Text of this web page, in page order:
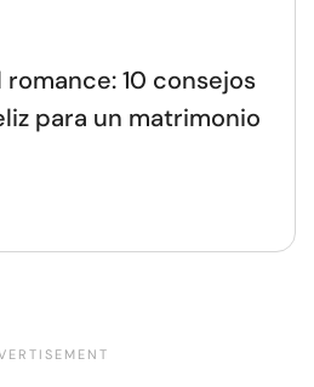
10 consejos
para un matrimonio